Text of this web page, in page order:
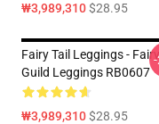
₩3,989,310$28.95
Fairy Tail Leggings -
Guild Leggings RB0607
₩3,989,310$28.95